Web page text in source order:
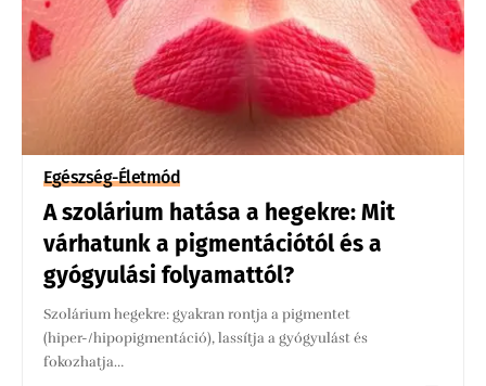
Egészség-Életmód
A szolárium hatása a hegekre: Mit
várhatunk a pigmentációtól és a
gyógyulási folyamattól?
Szolárium hegekre: gyakran rontja a pigmentet
(hiper-/hipopigmentáció), lassítja a gyógyulást és
fokozhatja…